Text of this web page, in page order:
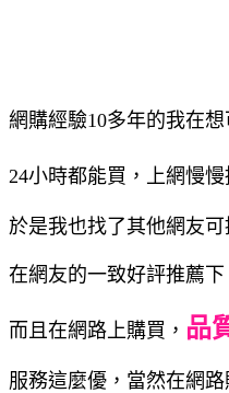
網購經驗10多年的我在
24小時都能買，上網慢
於是我也找了其他網友
在網友的一致好評推薦
而且在網路上購買， 品
服務這麼優，當然在網